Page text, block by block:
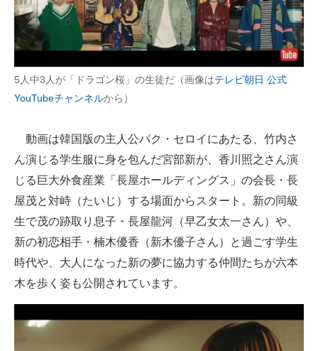
経営リーダーのコミュニティ
マーケ×ITの今がよく分かる
ITエンジニア向け専門サイト
IT製品の技術・比較・事例
製造業のIT導入・活用を支援
モノづくり技術者専門サイト
エレクトロニクス専門サイト
電子設計の基本と応用
建設×テクノロジーの最前線
5人中3人が「ドラゴン桜」の生徒だ（画像はテレビ朝日 公式
YouTubeチャンネルから）
動画は韓国版の主人公パク・セロイにあたる、竹内さ
ん演じる学生服に身を包んだ宮部新が、香川照之さん演
じる巨大外食産業「長屋ホールディングス」の会長・長
屋茂と対峙（たいじ）する場面からスタート。新の同級
生で茂の跡取り息子・長屋龍河（早乙女太一さん）や、
新の初恋相手・楠木優香（新木優子さん）と過ごす学生
時代や、大人になった新の夢に協力する仲間たちが六本
木を歩く姿も公開されています。